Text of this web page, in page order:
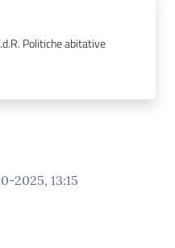
Politiche abitative
2025, 13:15